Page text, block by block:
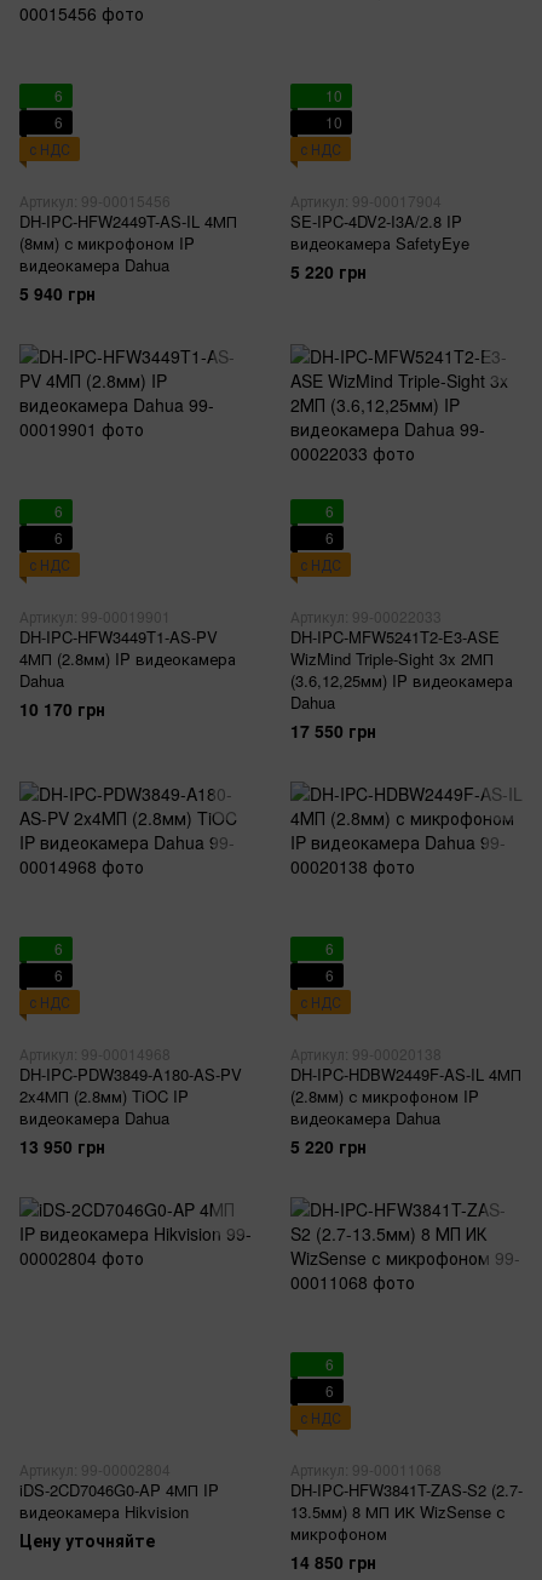
6
6
с НДС
Артикул: 99-00015456
DH-IPC-HFW2449T-AS-IL 4МП
(8мм) с микрофоном IP
видеокамера Dahua
5 940 грн
10
10
с НДС
Артикул: 99-00017904
SE-IPC-4DV2-I3A/2.8 IP
видеокамера SafetyEye
5 220 грн
6
6
с НДС
Артикул: 99-00019901
DH-IPC-HFW3449T1-AS-PV
4МП (2.8мм) IP видеокамера
Dahua
10 170 грн
6
6
с НДС
Артикул: 99-00022033
DH-IPC-MFW5241T2-E3-ASE
WizMind Triple-Sight 3x 2МП
(3.6,12,25мм) IP видеокамера
Dahua
17 550 грн
6
6
с НДС
Артикул: 99-00014968
DH-IPC-PDW3849-A180-AS-PV
2x4МП (2.8мм) TiOC IP
видеокамера Dahua
13 950 грн
6
6
с НДС
Артикул: 99-00020138
DH-IPC-HDBW2449F-AS-IL 4МП
(2.8мм) с микрофоном IP
видеокамера Dahua
5 220 грн
Артикул: 99-00002804
iDS-2CD7046G0-AP 4МП IP
видеокамера Hikvision
Цену уточняйте
6
6
с НДС
Артикул: 99-00011068
DH-IPC-HFW3841T-ZAS-S2 (2.7-
13.5мм) 8 МП ИК WizSense с
микрофоном
14 850 грн